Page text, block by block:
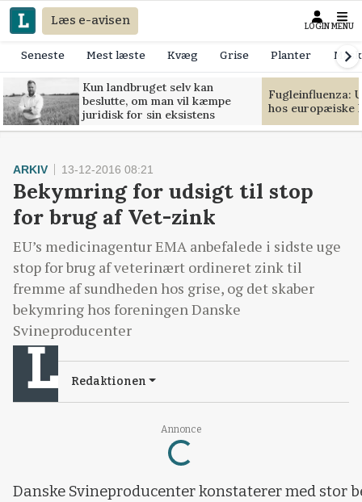
Læs e-avisen LOGIN MENU
Seneste Mest læste Kvæg Grise Planter
Kun landbruget selv kan
beslutte, om man vil kæmpe
juridisk for sin eksistens
Fugleinfluenza:
hos europæiske
Annonce
Loading...
ARKIV 13-12-2016 08:21
Bekymring for udsigt til stop
for brug af Vet-zink
EU’s medicinagentur EMA anbefalede i sidste uge
stop for brug af veterinært ordineret zink til
fremme af sundheden hos grise, og det skaber
bekymring hos foreningen Danske
Svineproducenter
Redaktionen
Danske Svineproducenter konstaterer med stor